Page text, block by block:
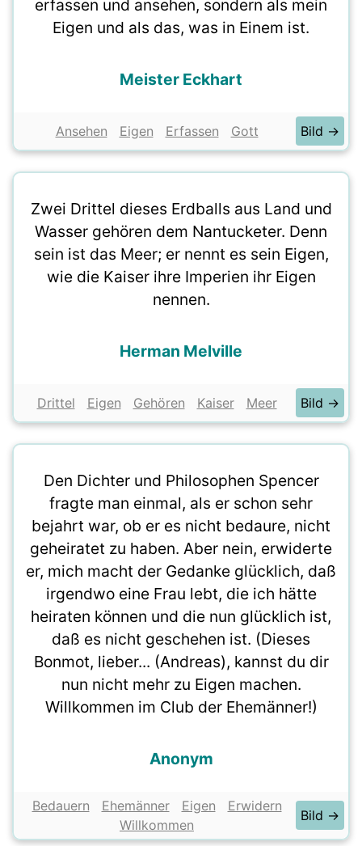
erfassen und ansehen, sondern als mein
Eigen und als das, was in Einem ist.
Meister Eckhart
Ansehen Eigen Erfassen Gott Bild →
Zwei Drittel dieses Erdballs aus Land und
Wasser gehören dem Nantucketer. Denn
sein ist das Meer; er nennt es sein Eigen,
wie die Kaiser ihre Imperien ihr Eigen
nennen.
Herman Melville
Drittel Eigen Gehören Kaiser Meer Bild →
Den Dichter und Philosophen Spencer
fragte man einmal, als er schon sehr
bejahrt war, ob er es nicht bedaure, nicht
geheiratet zu haben. Aber nein, erwiderte
er, mich macht der Gedanke glücklich, daß
irgendwo eine Frau lebt, die ich hätte
heiraten können und die nun glücklich ist,
daß es nicht geschehen ist. (Dieses
Bonmot, lieber... (Andreas), kannst du dir
nun nicht mehr zu Eigen machen.
Willkommen im Club der Ehemänner!)
Anonym
Bedauern Ehemänner Eigen
Erwidern
Willkommen
Bild →